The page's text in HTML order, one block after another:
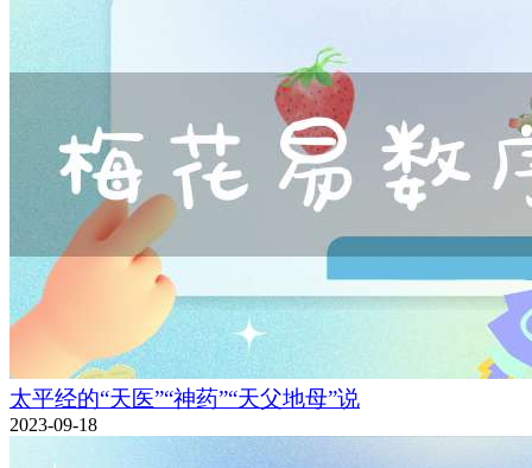
太平经的“天医”“神药”“天父地母”说
2023-09-18